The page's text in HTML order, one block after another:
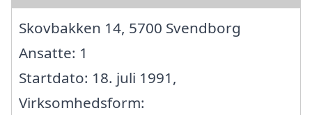
Skovbakken 14, 5700 Svendborg
Ansatte: 1
Startdato: 18. juli 1991,
Virksomhedsform: